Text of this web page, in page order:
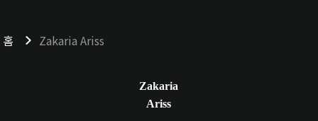
홈 Zakaria Ariss
Zakaria
Ariss